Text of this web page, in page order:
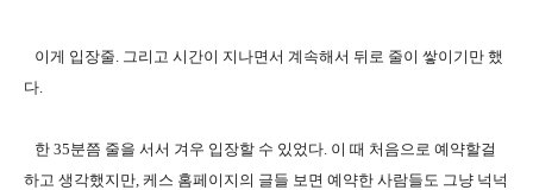
이게 입장줄. 그리고 시간이 지나면서 계속해서 뒤로 줄이 쌓이기만 했
다.
한 35분쯤 줄을 서서 겨우 입장할 수 있었다. 이 때 처음으로 예약할걸
하고 생각했지만, 케스 홈페이지의 글들 보면 예약한 사람들도 그냥 넉넉